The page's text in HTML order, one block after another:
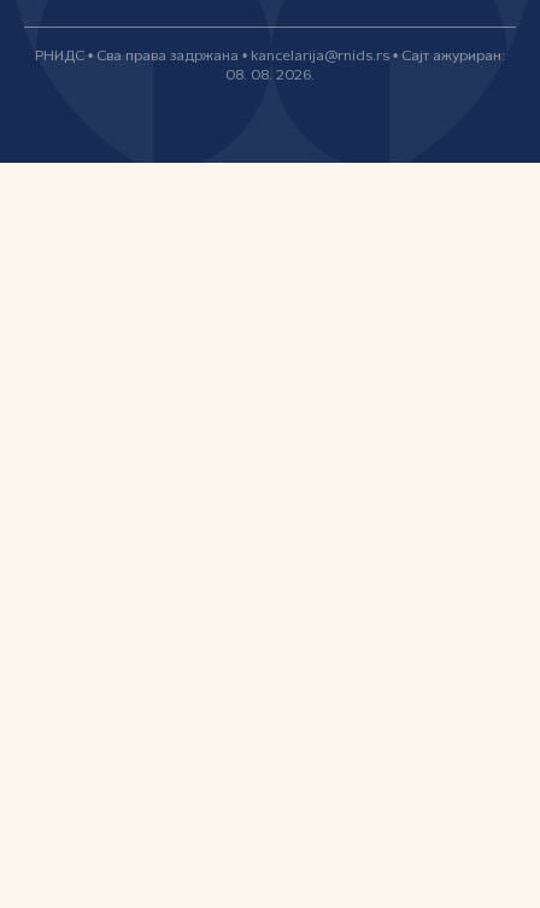
РНИДС • Сва права задржана • kancelarija@rnids.rs • Сајт ажуриран:
08. 08. 2026.